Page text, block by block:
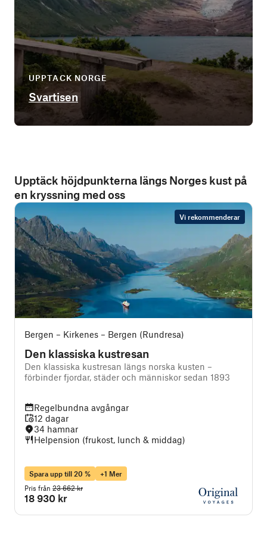
UPPTACK NORGE
Svartisen
Upptäck höjdpunkterna längs Norges kust på
en kryssning med oss
Vi rekommenderar
Bergen – Kirkenes – Bergen (Rundresa)
Den klassiska kustresan
Den klassiska kustresan längs norska kusten –
förbinder fjordar, städer och människor sedan 1893
Regelbundna avgångar
12 dagar
34 hamnar
Helpension (frukost, lunch & middag)
Spara upp till 20 %
+1 Mer
Pris från 23 662 kr
18 930 kr